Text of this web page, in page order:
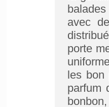
avec
porte
les bon
parfum